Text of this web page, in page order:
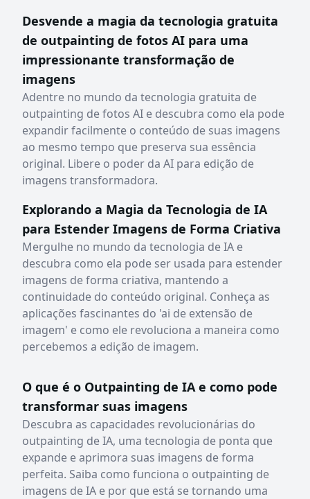
Desvende a magia da tecnologia gratuita
de outpainting de fotos AI para uma
impressionante transformação de
imagens
Adentre no mundo da tecnologia gratuita de
outpainting de fotos AI e descubra como ela pode
expandir facilmente o conteúdo de suas imagens
ao mesmo tempo que preserva sua essência
original. Libere o poder da AI para edição de
imagens transformadora.
Explorando a Magia da Tecnologia de IA
para Estender Imagens de Forma Criativa
Mergulhe no mundo da tecnologia de IA e
descubra como ela pode ser usada para estender
imagens de forma criativa, mantendo a
continuidade do conteúdo original. Conheça as
aplicações fascinantes do 'ai de extensão de
imagem' e como ele revoluciona a maneira como
percebemos a edição de imagem.
O que é o Outpainting de IA e como pode
transformar suas imagens
Descubra as capacidades revolucionárias do
outpainting de IA, uma tecnologia de ponta que
expande e aprimora suas imagens de forma
perfeita. Saiba como funciona o outpainting de
imagens de IA e por que está se tornando uma